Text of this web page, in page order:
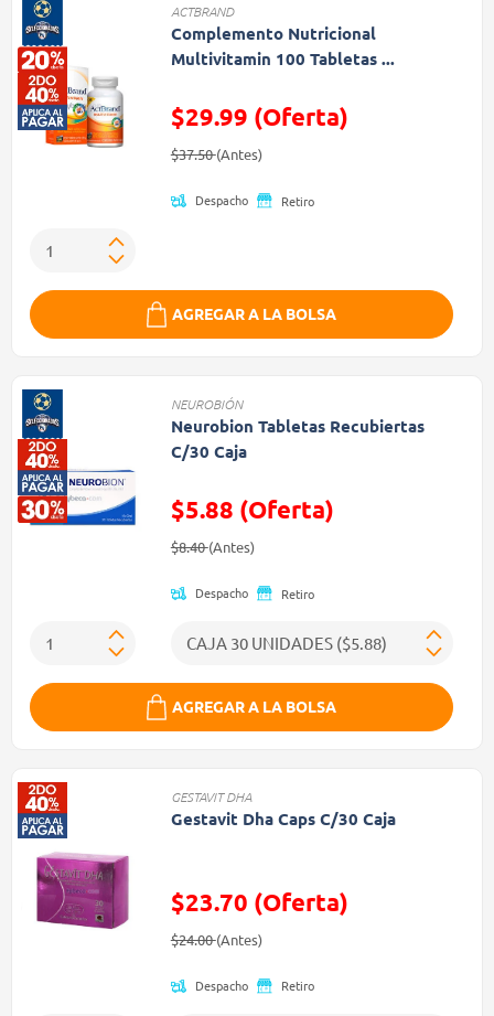
ACTBRAND
Complemento Nutricional
Multivitamin 100 Tabletas ...
$29.99 (Oferta)
Precio reducido de
$37.50(Antes)(Oferta)
Despacho Retiro
AGREGAR A LA BOLSA
NEUROBIÓN
Neurobion Tabletas Recubiertas
C/30 Caja
$5.88 (Oferta)
Precio reducido de
$8.40(Antes)(Oferta)
Despacho Retiro
AGREGAR A LA BOLSA
GESTAVIT DHA
Gestavit Dha Caps C/30 Caja
$23.70 (Oferta)
Precio reducido de
$24.00(Antes)(Oferta)
Despacho Retiro